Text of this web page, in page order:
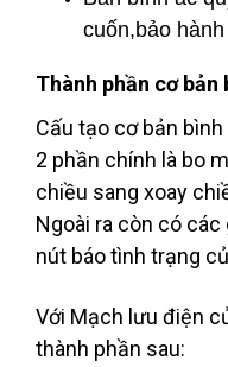
cuốn,bảo
Thành phần cơ
Cấu tạo cơ bản
2 phần chính là bo
chiều sang xoay
Ngoài ra còn có
nút báo tình trạng
Với Mạch lưu điện
thành phần sau: